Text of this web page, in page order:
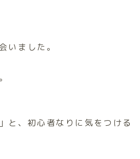
いました。
と、初心者なりに気をつける